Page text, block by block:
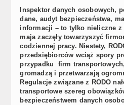
Inspektor danych osobowych,
dane, audyt bezpieczeństwa,
informacji – to tylko nieliczne z
maja zaczęły towarzyszyć
codziennej pracy. Niestety,
przedsiębiorców wciąż spory
przypadku firm
gromadzą i przetwarzają
Regulacje związane z RODO
transportowe szereg
bezpieczeństwem danych